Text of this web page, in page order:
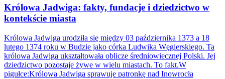
Królowa Jadwiga: fakty, fundacje i dziedzictwo w
kontekście miasta
Królowa Jadwiga urodziła się między 03 października 1373 a 18
lutego 1374 roku w Budzie jako córka Ludwika Węgierskiego. Ta
królowa Jadwiga ukształtowała oblicze średniowiecznej Polski. Jej
dziedzictwo pozostaje żywe w wielu miastach. To fakt.W
pigułce:Królowa Jadwiga sprawuje patronkę nad Inowrocła